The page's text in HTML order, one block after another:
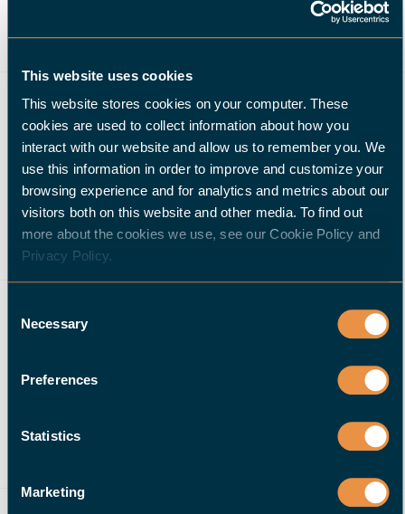
This website uses cookies
This website stores cookies on your computer. These
cookies are used to collect information about how you
interact with our website and allow us to remember you. We
use this information in order to improve and customize your
browsing experience and for analytics and metrics about our
visitors both on this website and other media. To find out
more about the cookies we use, see our Cookie Policy and
Privacy Policy.
Selection
Necessary
Preferences
Statistics
Marketing
bestaat uit werkstukspecifieke houders (rasterplaten)
voor rechthoekige en ronde werkstukken en
nieuwe werkstukken laadt en afgewerkte werkstukken
verwijdert, kan een operator aan de achterzijde de
geproduceerde werkstukken uit de buffer halen en de
cel parallel aan de productie met losse wekstukken
laden.
"Een machine is geen machine"
bedienbaarheid van de robotcel en vooral door de
roterende werkstukbuffer, die in feite een continue,
geautomatiseerde productie mogelijk maakt omdat je
afgewerkte werkstukken kunt verwijderen en het
systeem kunt laden met nieuwe werkstukken terwijl de
machine draait. Veel andere systemen hebben dat niet,"
voor zijn beslissing aanhaalt: "Bovendien biedt Halter